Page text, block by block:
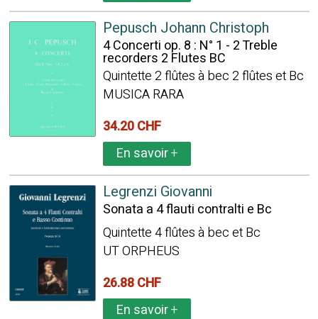
Pepusch Johann Christoph
4 Concerti op. 8 : N° 1 - 2 Treble
recorders 2 Flutes BC
Quintette 2 flûtes à bec 2 flûtes et Bc
MUSICA RARA
34.20 CHF
En savoir+
Legrenzi Giovanni
Sonata a 4 flauti contralti e Bc
Quintette 4 flûtes à bec et Bc
UT ORPHEUS
26.88 CHF
En savoir+